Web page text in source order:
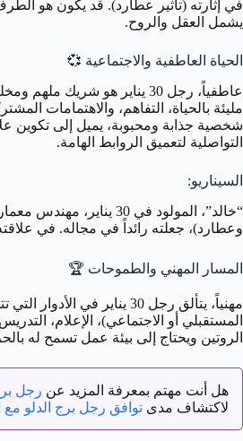
في إثارته (تأثير عطارد). قد يكون هو
يشمل العقل والروح.
الحياة العاطفية والاجتماعية 💞
مليئة بالحياة، التفاهم، والاهتمامات
شخصية جذابة ومحبوبة، يميل إلى تكوين
التواصلية لتعميق الروابط الهامة.
السيناريو:
وعطارد)، جعلته رائداً في مجاله. في
المسار المهني والطموحات 🏆
المستقبلي أو الاجتماعي)، الإعلام،
الروتين ويحتاج إلى بيئة عمل تسمح له
هل أنت مهتم بمعرفة المزيد عن رجل
لاكتشاف مدى توافق رجل برج الدلو مع